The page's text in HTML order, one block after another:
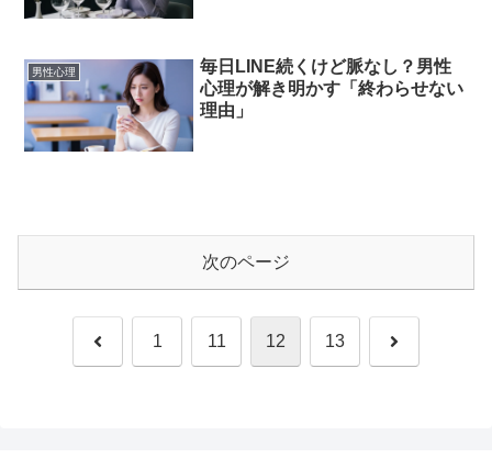
男性心理
毎日LINE続くけど脈なし？男性
心理が解き明かす「終わらせない
理由」
次のページ
前 1 11 12 13 次